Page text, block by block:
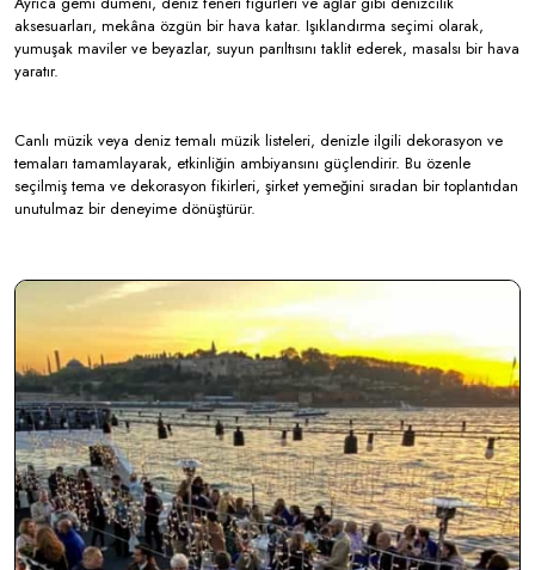
aksesuarları, mekâna özgün bir hava katar. Işıklandırma seçimi olarak,
yumuşak maviler ve beyazlar, suyun parıltısını taklit ederek, masalsı bir hava
yaratır.
Canlı müzik veya deniz temalı müzik listeleri, denizle ilgili dekorasyon ve
temaları tamamlayarak, etkinliğin ambiyansını güçlendirir. Bu özenle
seçilmiş tema ve dekorasyon fikirleri, şirket yemeğini sıradan bir toplantıdan
unutulmaz bir deneyime dönüştürür.